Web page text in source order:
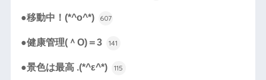
●移動中！(*^o^*) 607
●健康管理(＾O)＝3 141
●景色は最高 .(*^ε^*) 115